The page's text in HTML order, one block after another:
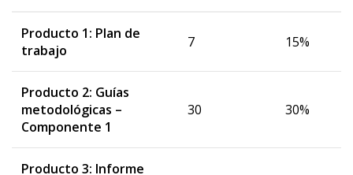
Producto 1: Plan de
trabajo
7 15%
Producto 2: Guías
metodológicas –
Componente 1
30 30%
Producto 3: Informe